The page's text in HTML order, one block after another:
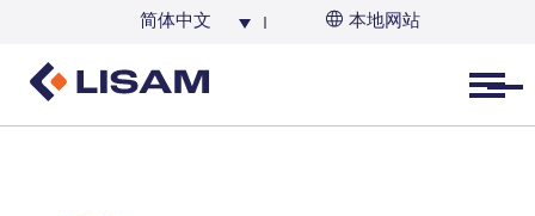
简体中文 本地网站
Open menu